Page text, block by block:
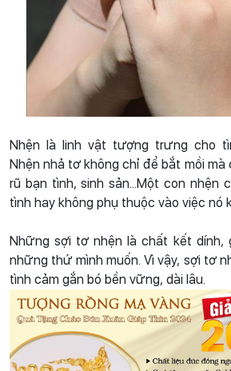
Nhện là linh vật tượng trưng cho
Nhện nhả tơ không chỉ để bắt mồi mà
rũ bạn tình, sinh sản...Một con nhện
tình hay không phụ thuộc vào việc nó
Những sợi tơ nhện là chất kết dính,
những thứ mình muốn. Vì vậy, sợi tơ
tình cảm gắn bó bền vững, dài lâu.